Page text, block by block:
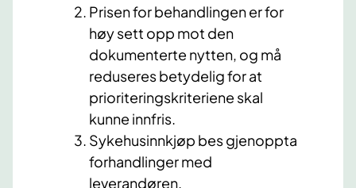
Prisen for behandlingen er for
høy sett opp mot den
dokumenterte nytten, og må
reduseres betydelig for at
prioriteringskriteriene skal
kunne innfris.
Sykehusinnkjøp bes gjenoppta
forhandlinger med
leverandøren.